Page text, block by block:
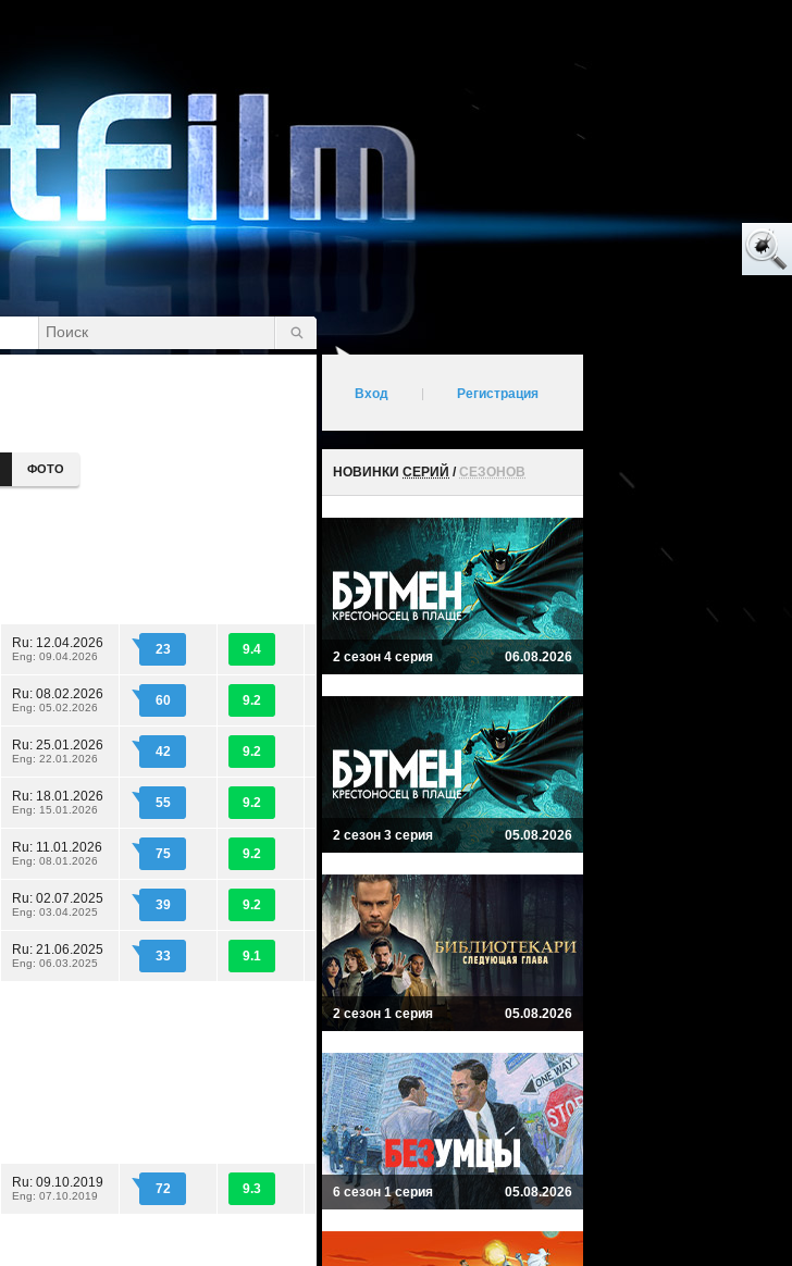
ФОТО
Ru: 12.04.2026
Eng: 09.04.2026 23 9.4
Ru: 08.02.2026
Eng: 05.02.2026 60 9.2
Ru: 25.01.2026
Eng: 22.01.2026 42 9.2
Ru: 18.01.2026
Eng: 15.01.2026 55 9.2
Ru: 11.01.2026
Eng: 08.01.2026 75 9.2
Ru: 02.07.2025
Eng: 03.04.2025 39 9.2
Ru: 21.06.2025
Eng: 06.03.2025 33 9.1
Ru: 09.10.2019
Eng: 07.10.2019 72 9.3
Вход Регистрация
НОВИНКИ СЕРИЙ /СЕЗОНОВ
2 сезон 4 серия 06.08.2026
2 сезон 3 серия 05.08.2026
2 сезон 1 серия 05.08.2026
6 сезон 1 серия 05.08.2026